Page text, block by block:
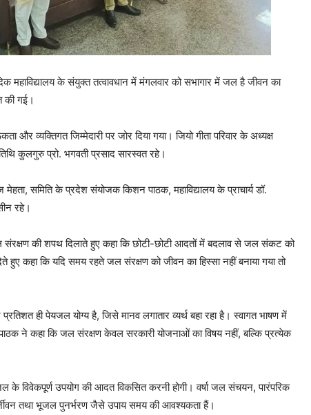
महाविद्यालय के संयुक्त तत्वावधान में मंगलवार को सभागार में जल है जीवन का
की गई।
व्यक्तिगत जिम्मेदारी पर जोर दिया गया। जियो गीता परिवार के अध्यक्ष
कुलगुरु प्रो. भगवती प्रसाद सारस्वत रहे।
समिति के प्रदेश संयोजक किशन पाठक, महाविद्यालय के प्राचार्य डॉ.
रहे।
की शपथ दिलाते हुए कहा कि छोटी-छोटी आदतों में बदलाव से जल संकट को
हुए कहा कि यदि समय रहते जल संरक्षण को जीवन का हिस्सा नहीं बनाया गया तो
ही पेयजल योग्य है, जिसे मानव लगातार व्यर्थ बहा रहा है। स्वागत भाषण में
ने कहा कि जल संरक्षण केवल सरकारी योजनाओं का विषय नहीं, बल्कि प्रत्येक
के विवेकपूर्ण उपयोग की आदत विकसित करनी होगी। वर्षा जल संचयन, पारंपरिक
तथा भूजल पुनर्भरण जैसे उपाय समय की आवश्यकता हैं।